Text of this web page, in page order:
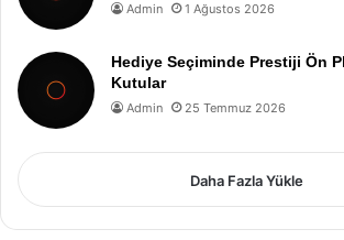
Admin 1 Ağustos 2026
Hediye Seçiminde Prestiji Ön
Kutular
Admin 25 Temmuz 2026
Daha Fazla Yükle